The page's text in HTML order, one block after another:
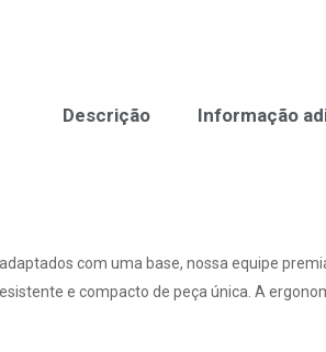
Descrição Informação
com uma base, nossa equipe
e compacto de peça única. A